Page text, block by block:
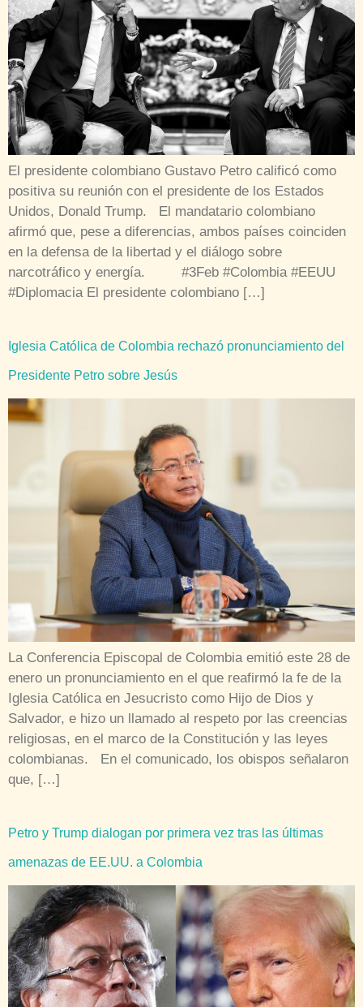
El presidente colombiano Gustavo Petro calificó como
positiva su reunión con el presidente de los Estados
Unidos, Donald Trump. El mandatario colombiano
afirmó que, pese a diferencias, ambos países coinciden
en la defensa de la libertad y el diálogo sobre
narcotráfico y energía. #3Feb #Colombia #EEUU
#Diplomacia El presidente colombiano […]
Iglesia Católica de Colombia rechazó pronunciamiento del
Presidente Petro sobre Jesús
La Conferencia Episcopal de Colombia emitió este 28 de
enero un pronunciamiento en el que reafirmó la fe de la
Iglesia Católica en Jesucristo como Hijo de Dios y
Salvador, e hizo un llamado al respeto por las creencias
religiosas, en el marco de la Constitución y las leyes
colombianas. En el comunicado, los obispos señalaron
que, […]
Petro y Trump dialogan por primera vez tras las últimas
amenazas de EE.UU. a Colombia